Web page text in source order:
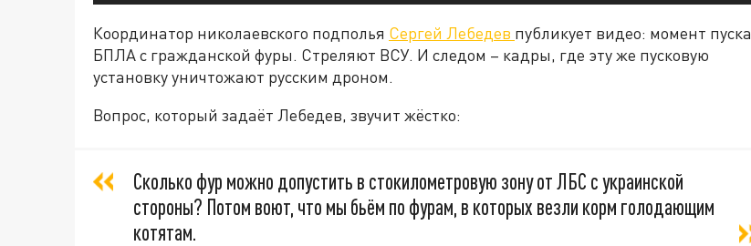
Координатор николаевского подполья Сергей Лебедев публикует видео: момент пуска
БПЛА с гражданской фуры. Стреляют ВСУ. И следом – кадры, где эту же пусковую
установку уничтожают русским дроном.
Вопрос, который задаёт Лебедев, звучит жёстко:
Сколько фур можно допустить в стокилометровую зону от ЛБС с украинской
стороны? Потом воют, что мы бьём по фурам, в которых везли корм голодающим
котятам.